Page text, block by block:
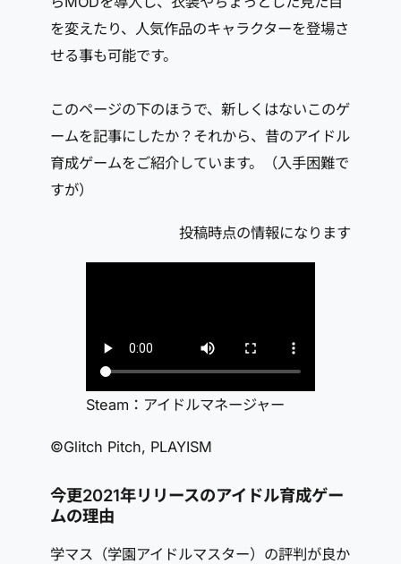
を変えたり、人気作品のキャラクターを登場さ
せる事も可能です。
このページの下のほうで、新しくはないこのゲ
ームを記事にしたか？それから、昔のアイドル
育成ゲームをご紹介しています。（入手困難で
すが）
投稿時点の情報になります
Steam：アイドルマネージャー
©Glitch Pitch, PLAYISM
今更2021年リリースのアイドル育成ゲー
ムの理由
学マス（学園アイドルマスター）の評判が良か